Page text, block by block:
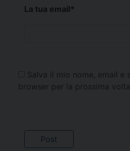
La tua email*
Salva il mio nome, email e
browser per la prossima